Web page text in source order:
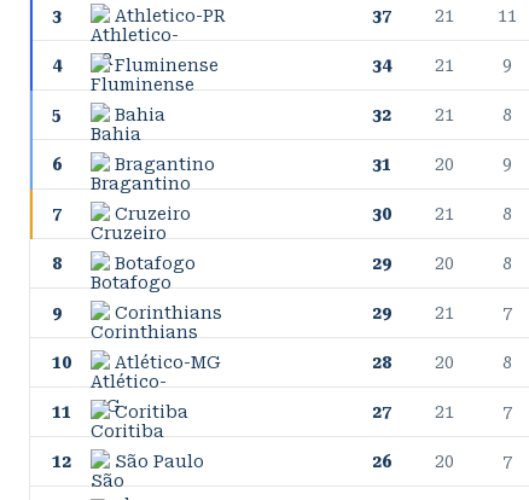
3 Athletico-PR 37 21 11
4 Fluminense 34 21 9
5 Bahia 32 21 8
6 Bragantino 31 20 9
7 Cruzeiro 30 21 8
8 Botafogo 29 20 8
9 Corinthians 29 21 7
10 Atlético-MG 28 20 8
11 Coritiba 27 21 7
12 São Paulo 26 20 7